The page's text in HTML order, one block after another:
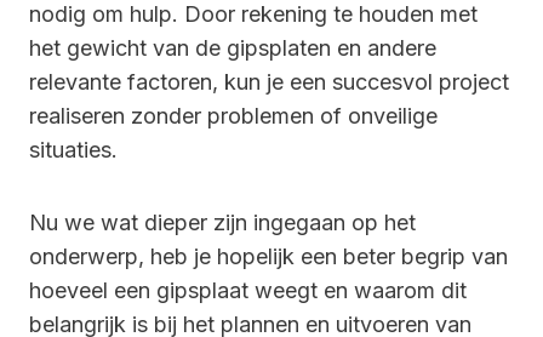
nodig om hulp. Door rekening te houden met
het gewicht van de gipsplaten en andere
relevante factoren, kun je een succesvol project
realiseren zonder problemen of onveilige
situaties.
Nu we wat dieper zijn ingegaan op het
onderwerp, heb je hopelijk een beter begrip van
hoeveel een gipsplaat weegt en waarom dit
belangrijk is bij het plannen en uitvoeren van